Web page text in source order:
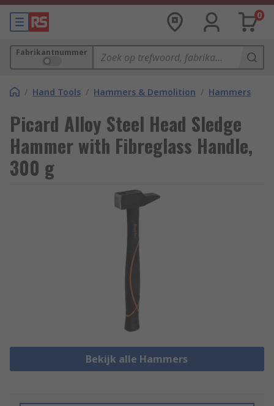
0
Fabrikantnummer
/ Hand Tools / Hammers & Demolition / Hammers
Picard Alloy Steel Head Sledge
Hammer with Fibreglass Handle,
300 g
Bekijk alle Hammers